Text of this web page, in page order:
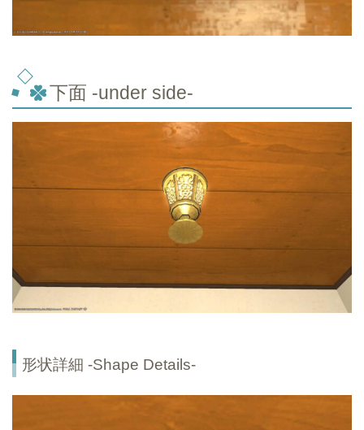
下面 -under side-
形状詳細 -Shape Details-